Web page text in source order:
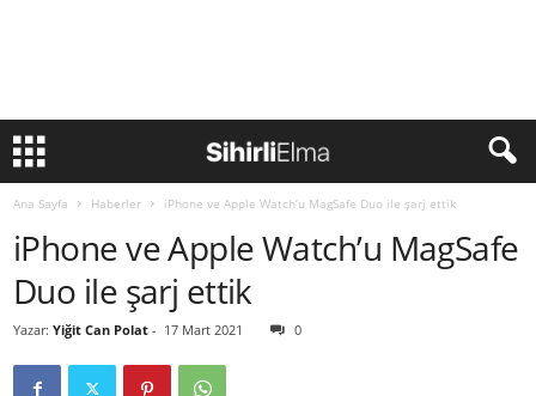
Ana Sayfa Haberler iPhone ve Apple Watch’u MagSafe Duo ile şarj ettik
iPhone ve Apple Watch’u MagSafe
Duo ile şarj ettik
Yazar: Yiğit Can Polat - 17 Mart 2021 0